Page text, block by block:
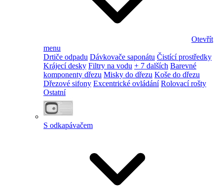
Otevřít
menu
Drtiče odpadu Dávkovače saponátu Čistící prostředky
Krájecí desky Filtry na vodu + 7 dalších Barevné
komponenty dřezu Misky do dřezu Koše do dřezu
Dřezové sifony Excentrické ovládání Rolovací rošty
Ostatní
S odkapávačem